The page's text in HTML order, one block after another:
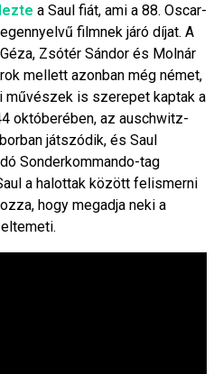
a Saul fiát, ami a 88. Oscar-
filmnek járó díjat. A
Zsótér Sándor és Molnár
mellett azonban még német,
művészek is szerepet kaptak a
októberében, az auschwitz-
játszódik, és Saul
Sonderkommando-tag
a halottak között felismerni
hogy megadja neki a